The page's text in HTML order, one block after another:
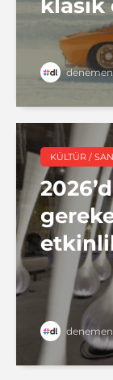
klasik
KÜLTÜR /